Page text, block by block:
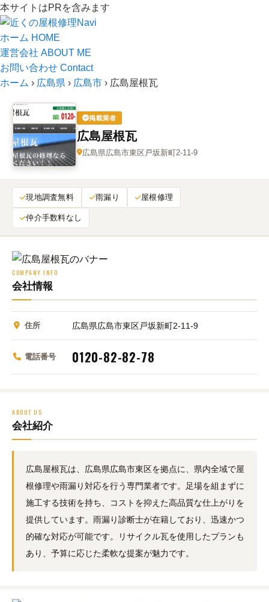
本サイトはPRを含みます
ホーム HOME
運営会社 ABOUT ME
お問い合わせ Contact
ホーム › 広島県 › 広島市 › 広島屋根瓦
掲載業者
広島屋根瓦
広島県広島市東区戸坂新町2-11-9
現地調査無料 雨漏り 屋根修理
仲介手数料なし
COMPANY INFO
会社情報
住所 広島県広島市東区戸坂新町2-11-9
電話番号 0120-82-82-78
ABOUT US
会社紹介
広島屋根瓦は、広島県広島市東区を拠点に、県内全域で屋
根修理や雨漏り対応を行う専門業者です。足場を組まずに
施工する技術を持ち、コストを抑えた高品質な仕上がりを
提供しています。雨漏り診断士が在籍しており、迅速かつ
的確な対応が可能です。リサイクル瓦を使用したプランも
あり、予算に応じた柔軟な提案が魅力です。